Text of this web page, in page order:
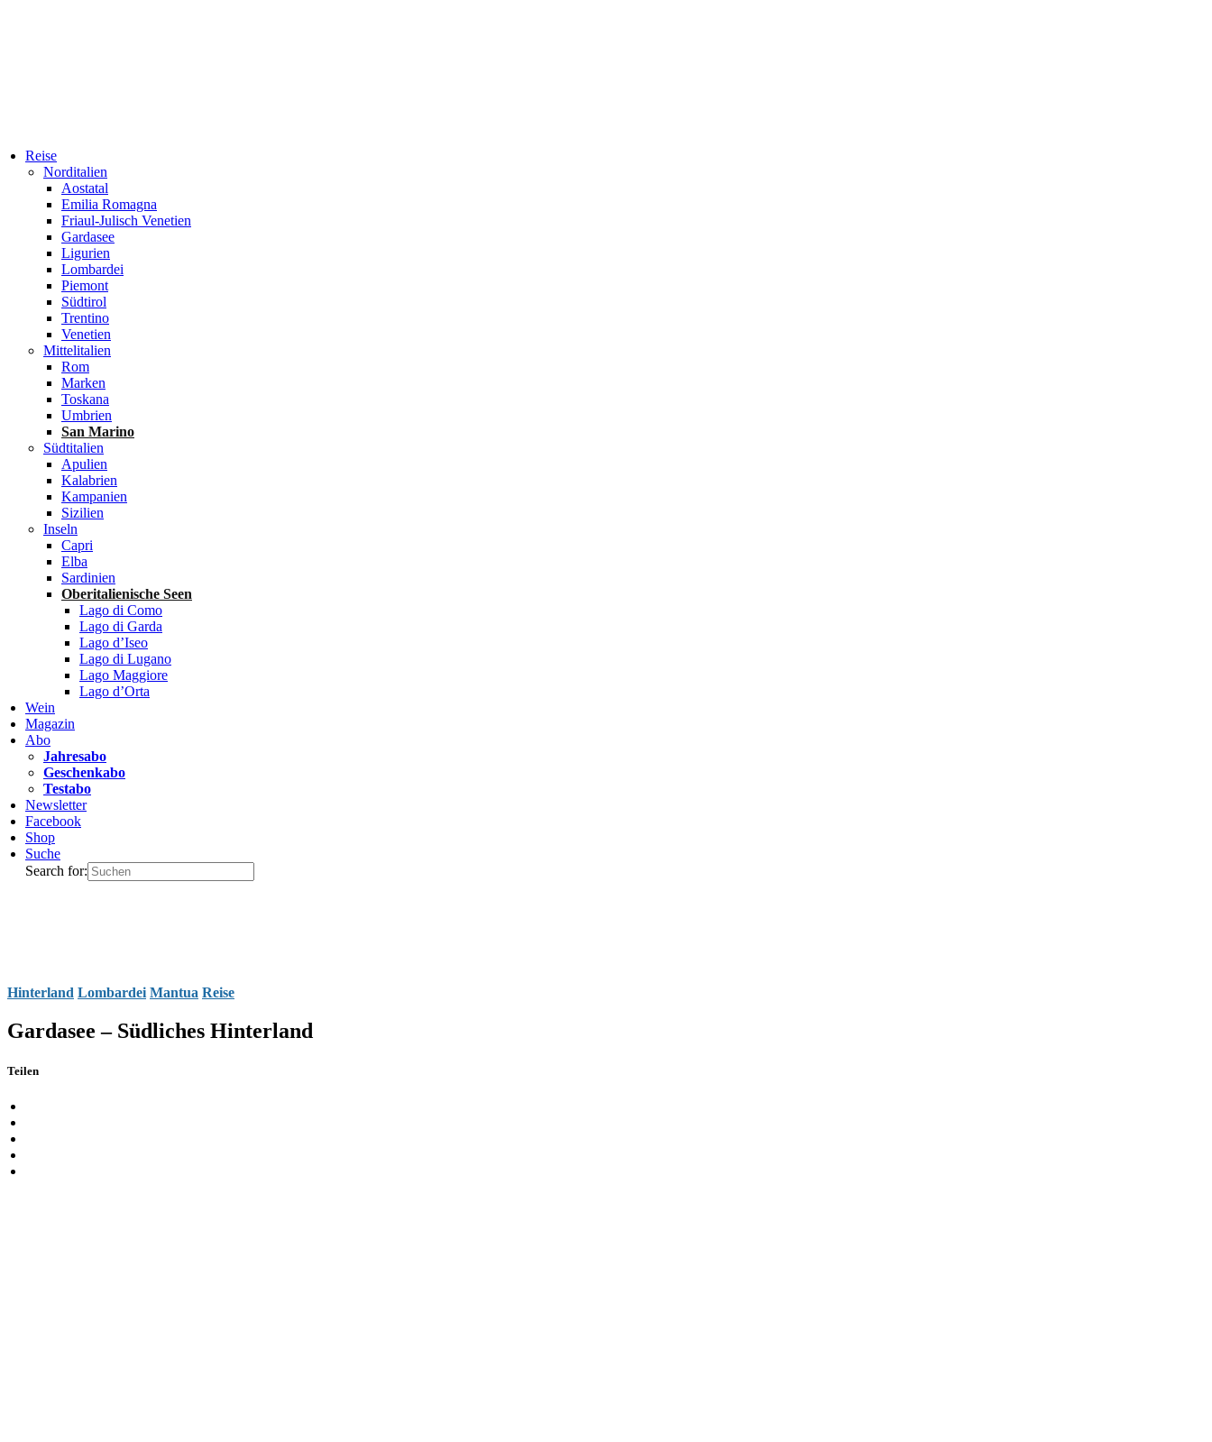
Reise
Norditalien
Aostatal
Emilia Romagna
Friaul-Julisch Venetien
Gardasee
Ligurien
Lombardei
Piemont
Südtirol
Trentino
Venetien
Mittelitalien
Rom
Marken
Toskana
Umbrien
San Marino
Südtitalien
Apulien
Kalabrien
Kampanien
Sizilien
Inseln
Capri
Elba
Sardinien
Oberitalienische Seen
Lago di Como
Lago di Garda
Lago d’Iseo
Lago di Lugano
Lago Maggiore
Lago d’Orta
Wein
Magazin
Abo
Jahresabo
Geschenkabo
Testabo
Newsletter
Facebook
Shop
Suche
Search for:
Hinterland Lombardei Mantua Reise
Gardasee – Südliches Hinterland
Teilen